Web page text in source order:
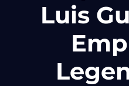
Luis